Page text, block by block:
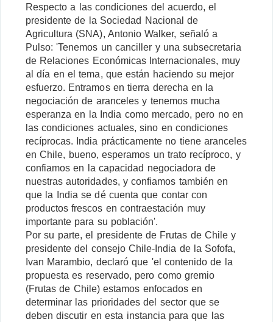
Respecto a las condiciones del acuerdo, el
presidente de la Sociedad Nacional de
Agricultura (SNA), Antonio Walker, señaló a
Pulso: 'Tenemos un canciller y una subsecretaria
de Relaciones Económicas Internacionales, muy
al día en el tema, que están haciendo su mejor
esfuerzo. Entramos en tierra derecha en la
negociación de aranceles y tenemos mucha
esperanza en la India como mercado, pero no en
las condiciones actuales, sino en condiciones
recíprocas. India prácticamente no tiene aranceles
en Chile, bueno, esperamos un trato recíproco, y
confiamos en la capacidad negociadora de
nuestras autoridades, y confiamos también en
que la India se dé cuenta que contar con
productos frescos en contraestación muy
importante para su población'.
Por su parte, el presidente de Frutas de Chile y
presidente del consejo Chile-India de la Sofofa,
Ivan Marambio, declaró que 'el contenido de la
propuesta es reservado, pero como gremio
(Frutas de Chile) estamos enfocados en
determinar las prioridades del sector que se
deben discutir en esta instancia para que las